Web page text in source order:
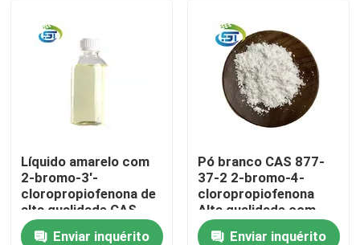
Sobre nós
Excursão da fábrica
Líquido amarelo com
2-bromo-3'-
cloropropiofenona de
alta qualidade CAS
34911-51-8
Enviar inquérito
Pó branco CAS 877-
37-2 2-bromo-4-
cloropropiofenona
Alta qualidade com
entrega segura
Enviar inquérito